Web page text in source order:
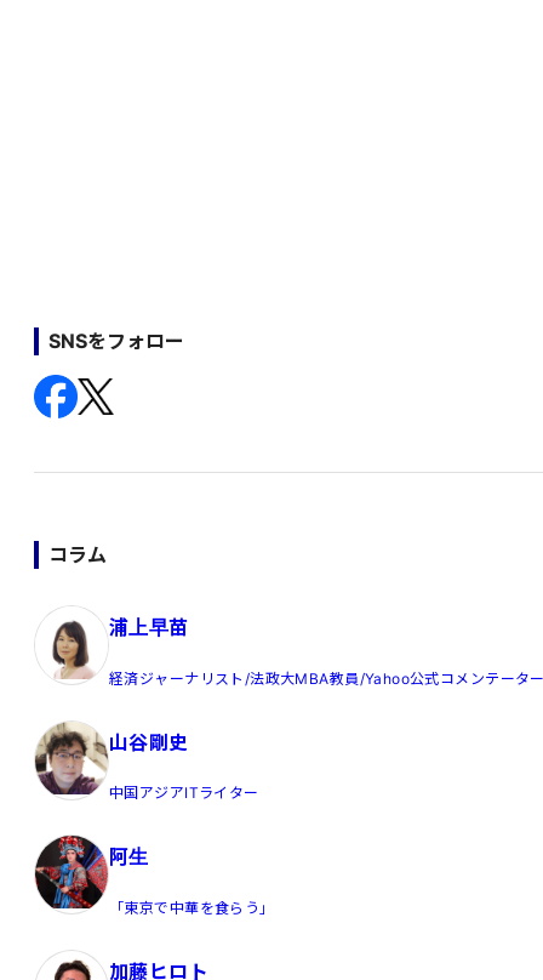
SNSをフォロー
コラム
浦上早苗
経済ジャーナリスト/法政大MBA教員/Yahoo公式コメンテータ
山谷剛史
中国アジアITライター
阿生
「東京で中華を食らう」
加藤ヒロト